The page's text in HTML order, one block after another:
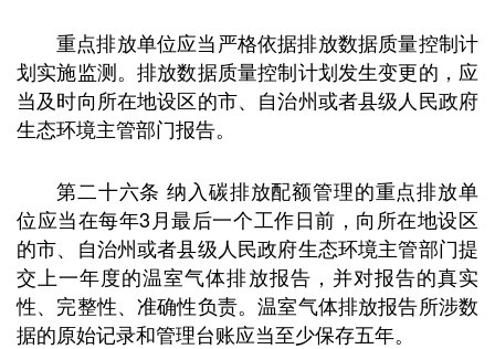
重点排放单位应当严格依据排放数据质量控制计
划实施监测。排放数据质量控制计划发生变更的，应
当及时向所在地设区的市、自治州或者县级人民政府
生态环境主管部门报告。
第二十六条 纳入碳排放配额管理的重点排放单
位应当在每年3月最后一个工作日前，向所在地设区
的市、自治州或者县级人民政府生态环境主管部门提
交上一年度的温室气体排放报告，并对报告的真实
性、完整性、准确性负责。温室气体排放报告所涉数
据的原始记录和管理台账应当至少保存五年。